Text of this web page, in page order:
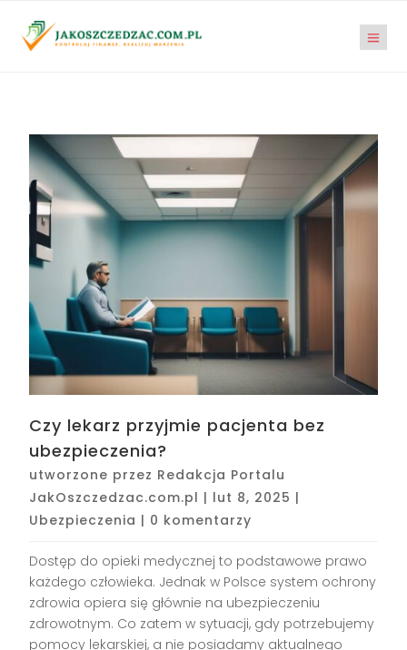
Czy lekarz przyjmie pacjenta bez
ubezpieczenia?
utworzone przez Redakcja Portalu
JakOszczedzac.com.pl | lut 8, 2025 |
Ubezpieczenia | 0 komentarzy
Dostęp do opieki medycznej to podstawowe prawo
każdego człowieka. Jednak w Polsce system ochrony
zdrowia opiera się głównie na ubezpieczeniu
zdrowotnym. Co zatem w sytuacji, gdy potrzebujemy
pomocy lekarskiej, a nie posiadamy aktualnego